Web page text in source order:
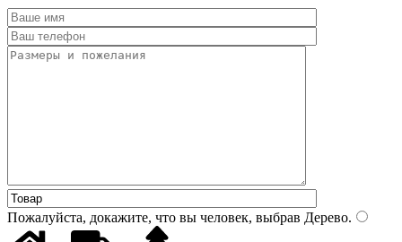
Пожалуйста, докажите, что вы человек, выбрав Дерево.